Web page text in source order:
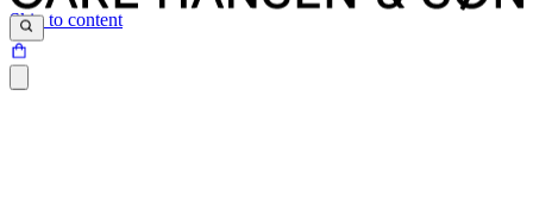
Skip to content